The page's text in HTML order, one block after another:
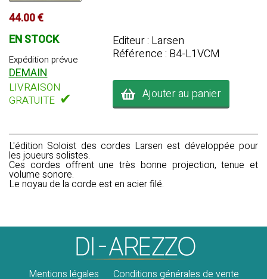
44.00 €
EN STOCK
Expédition prévue
DEMAIN
LIVRAISON
GRATUITE ✔
Editeur : Larsen
Référence : B4-L1VCM
Ajouter au panier
L'édition Soloist des cordes Larsen est développée pour
les joueurs solistes.
Ces cordes offrent une très bonne projection, tenue et
volume sonore.
Le noyau de la corde est en acier filé.
Mentions légales Conditions générales de vente